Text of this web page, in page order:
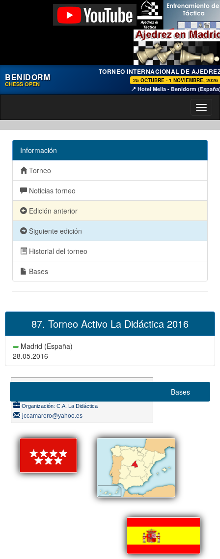
BENIDORM
CHESS OPEN
TORNEO INTERNACIONAL DE
25 OCTUBRE - 1 NOVIEMBRE, 2026
📍 Hotel Melia - Benidorm
Información
Torneo
Noticias torneo
Edición anterior
Siguiente edición
Historial del torneo
Bases
87. Torneo Activo La Didáctica 2016
Madrid (España)
28.05.2016
Organización: C.A. La Didáctica
jccamarero@yahoo.es
Bases